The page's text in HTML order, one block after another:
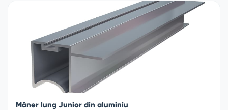
Mâner lung Junior din aluminiu